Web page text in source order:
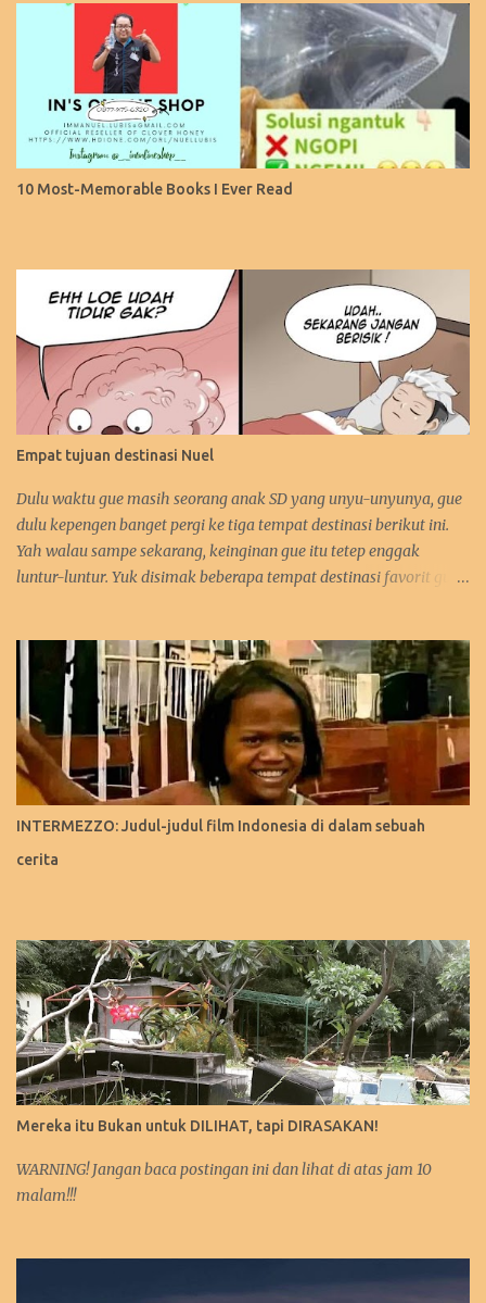
10 Most-Memorable Books I Ever Read
Empat tujuan destinasi Nuel
Dulu waktu gue masih seorang anak SD yang unyu-unyunya, gue
dulu kepengen banget pergi ke tiga tempat destinasi berikut ini.
Yah walau sampe sekarang, keinginan gue itu tetep enggak
luntur-luntur. Yuk disimak beberapa tempat destinasi favorit gue.
Paris-nya. Gue pengen bangen liat Menara Eiffel, Arc de Triomph,
serta juga Katedral Notre Dame-nya. Selain itu, katanya pantai-
pantai di Perancis itu sangat menawan keindahannya. Tapi yah,
intinya karna Menara Eiffel-lah gue pengen ke Perancis. Hehehe.
Bahkan gue juga tertarik mempelajari bahasa Perancis. Kalo
yang ini gara-gara waktu itu gue enggak sengaja nonton acara
bahasa Perancis di TPI ( nama acaranya lupa! :p). Eiffel, i'm in love!
( source ) Ibadah gereja di sini gimana yah rasanya? ( source ) 2.
Brazil Gue tertarik ngunjungin hutan Amazone-nya. Khususnya,
INTERMEZZO: Judul-judul film Indonesia di dalam sebuah
cerita
Mereka itu Bukan untuk DILIHAT, tapi DIRASAKAN!
WARNING! Jangan baca postingan ini dan lihat di atas jam 10
malam!!!